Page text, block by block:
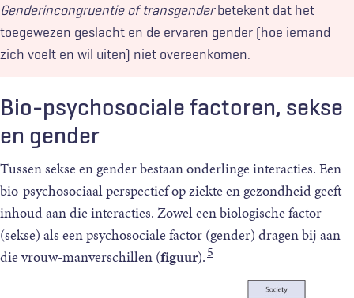
Genderincongruentie of transgenderbetekent dat het
toegewezen geslacht en de ervaren gender (hoe iemand
zich voelt en wil uiten) niet overeenkomen.
Bio-psychosociale factoren, sekse
en gender
Tussen sekse en gender bestaan onderlinge interacties. Een
bio-psychosociaal perspectief op ziekte en gezondheid geeft
inhoud aan die interacties. Zowel een biologische factor
(sekse) als een psychosociale factor (gender) dragen bij aan
die vrouw-manverschillen (figuur).5